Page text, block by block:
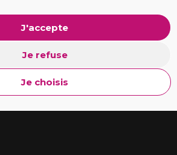
J'accepte
Je refuse
Je choisis
Explorer l'ADN